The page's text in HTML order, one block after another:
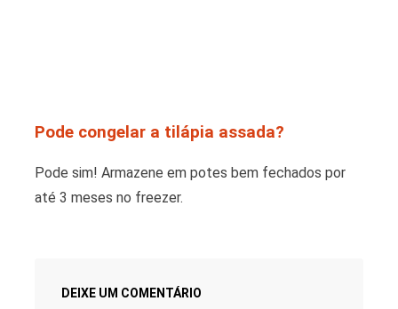
Pode congelar a tilápia assada?
Pode sim! Armazene em potes bem fechados por
até 3 meses no freezer.
DEIXE UM COMENTÁRIO